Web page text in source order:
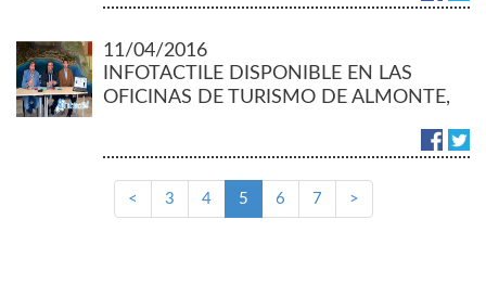
11/04/2016
INFOTACTILE DISPONIBLE EN LAS
OFICINAS DE TURISMO DE ALMONTE,
< 3 4 5 6 7 >